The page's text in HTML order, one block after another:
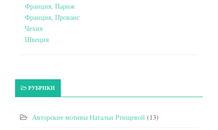
Франция, Париж
Франция, Прованс
Чехия
Швеция
РУБРИКИ
Авторские мотивы Натальи Ртищевой (13)